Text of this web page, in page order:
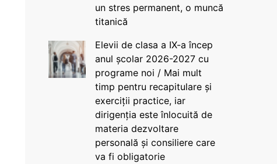
un stres permanent, o muncă
titanică
Elevii de clasa a IX-a încep
anul școlar 2026-2027 cu
programe noi / Mai mult
timp pentru recapitulare și
exerciții practice, iar
dirigenția este înlocuită de
materia dezvoltare
personală și consiliere care
va fi obligatorie